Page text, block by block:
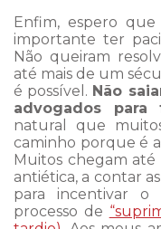
Enfim, espero que
importante ter
Não queiram
até mais de um
é possível. Não
advogados
natural que
caminho porque é
Muitos chegam
antiética, a contar
para incentivar
processo de